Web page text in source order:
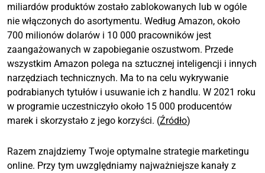
miliardów produktów zostało zablokowanych lub w ogóle
nie włączonych do asortymentu. Według Amazon, około
700 milionów dolarów i 10 000 pracowników jest
zaangażowanych w zapobieganie oszustwom. Przede
wszystkim Amazon polega na sztucznej inteligencji i innych
narzędziach technicznych. Ma to na celu wykrywanie
podrabianych tytułów i usuwanie ich z handlu. W 2021 roku
w programie uczestniczyło około 15 000 producentów
marek i skorzystało z jego korzyści. (Źródło)
Razem znajdziemy Twoje optymalne strategie marketingu
online. Przy tym uwzględniamy najważniejsze kanały z